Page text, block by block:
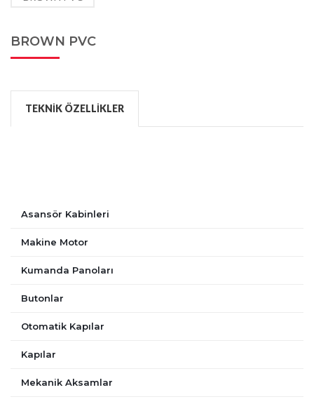
BROWN PVC
TEKNIK ÖZELLIKLER
Asansör Kabinleri
Makine Motor
Kumanda Panoları
Butonlar
Otomatik Kapılar
Kapılar
Mekanik Aksamlar